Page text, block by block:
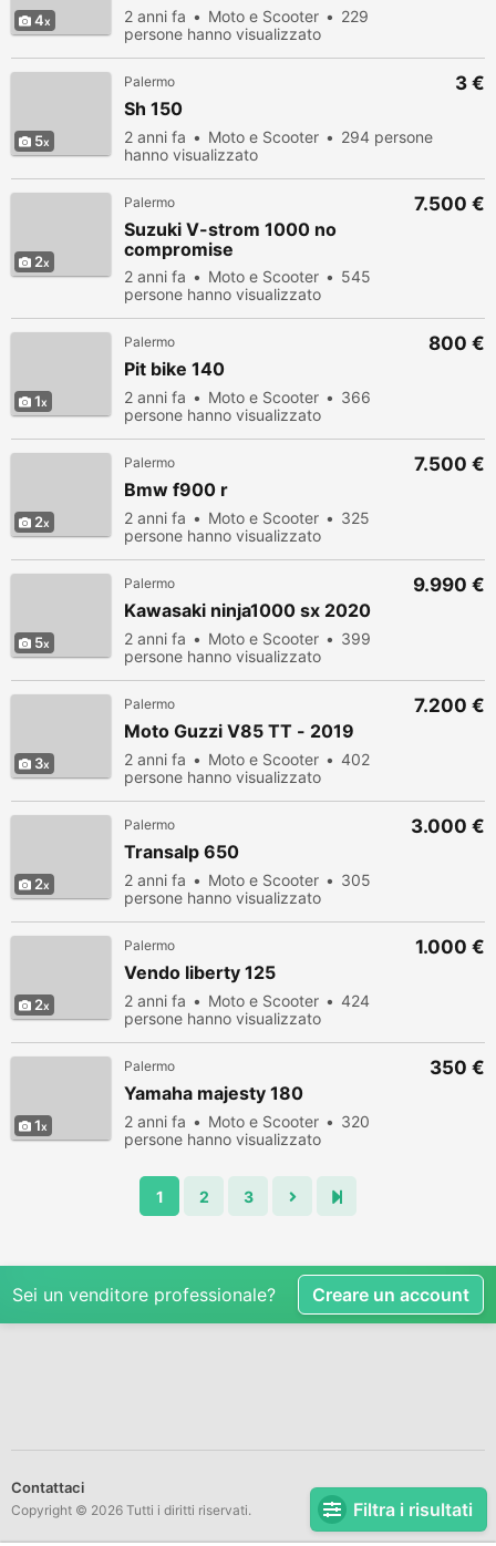
Filtra i risultati
4 2 anni fa Moto e Scooter
229
persone hanno visualizzato
5
Palermo
Sh 150
2 anni fa Moto e Scooter
294 persone
hanno visualizzato
3 €
2
Palermo
Suzuki V-strom 1000 no
compromise
2 anni fa Moto e Scooter
545
persone hanno visualizzato
7.500 €
1
Palermo
Pit bike 140
2 anni fa Moto e Scooter
366
persone hanno visualizzato
800 €
2
Palermo
Bmw f900 r
2 anni fa Moto e Scooter
325
persone hanno visualizzato
7.500 €
5
Palermo
Kawasaki ninja1000 sx 2020
2 anni fa Moto e Scooter
399
persone hanno visualizzato
9.990 €
3
Palermo
Moto Guzzi V85 TT - 2019
2 anni fa Moto e Scooter
402
persone hanno visualizzato
7.200 €
2
Palermo
Transalp 650
2 anni fa Moto e Scooter
305
persone hanno visualizzato
3.000 €
2
Palermo
Vendo liberty 125
2 anni fa Moto e Scooter
424
persone hanno visualizzato
1.000 €
1
Palermo
Yamaha majesty 180
2 anni fa Moto e Scooter
320
persone hanno visualizzato
350 €
1 2 3
Sei un venditore professionale? Creare un account
Contattaci
Copyright © 2026 Tutti i diritti riservati.